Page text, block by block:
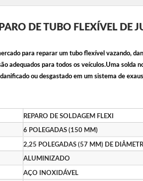
DE TUBO FLEXÍVEL DE
para reparar um tubo flexível vazando,
adequados para todos os veículos.Uma solda
ou desgastado em um sistema de
REPARO DE SOLDAGEM FLEXI
6 POLEGADAS (150 MM)
2,25 POLEGADAS (57 MM) DE
ALUMINIZADO
AÇO INOXIDÁVEL